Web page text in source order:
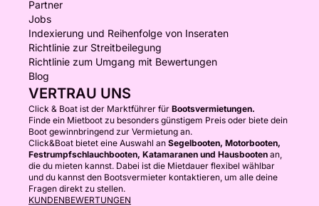
Partner
Jobs
Indexierung und Reihenfolge von Inseraten
Richtlinie zur Streitbeilegung
Richtlinie zum Umgang mit Bewertungen
Blog
VERTRAU UNS
Click & Boat ist der Marktführer für Bootsvermietungen.
Finde ein Mietboot zu besonders günstigem Preis oder biete dein
Boot gewinnbringend zur Vermietung an.
Click&Boat bietet eine Auswahl an Segelbooten, Motorbooten,
Festrumpfschlauchbooten, Katamaranen und Hausbooten an,
die du mieten kannst. Dabei ist die Mietdauer flexibel wählbar
und du kannst den Bootsvermieter kontaktieren, um alle deine
Fragen direkt zu stellen.
KUNDENBEWERTUNGEN